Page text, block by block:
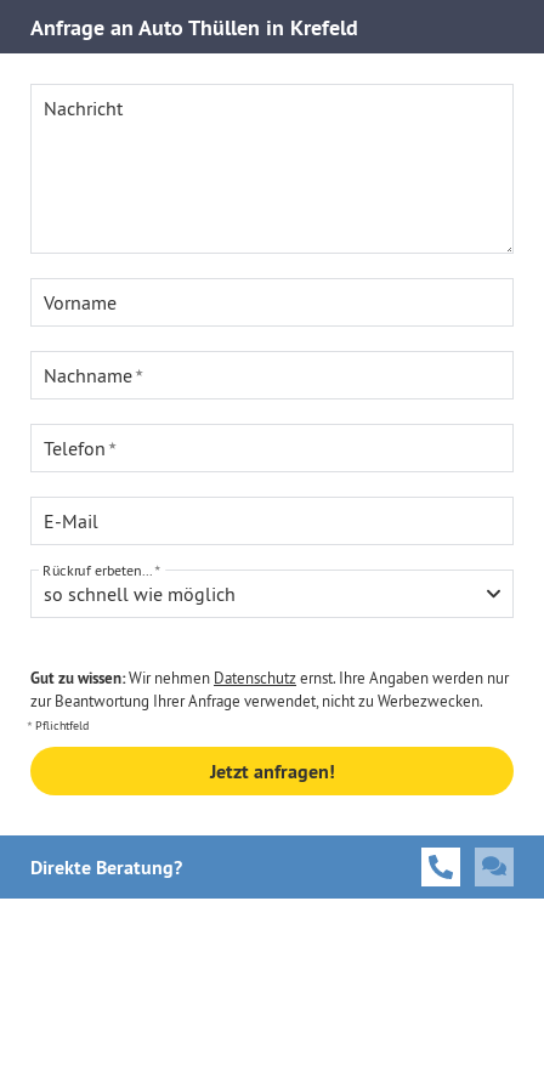
Anfrage an Auto Thüllen in Krefeld
Nachricht
Vorname
Nachname
Telefon
E-Mail
so schnell wie möglich
Rückruf erbeten...
Gut zu wissen:Wir nehmen Datenschutzernst. Ihre Angaben werden nur
zur Beantwortung Ihrer Anfrage verwendet, nicht zu Werbezwecken.
Pflichtfeld
Jetzt anfragen!
Direkte Beratung?